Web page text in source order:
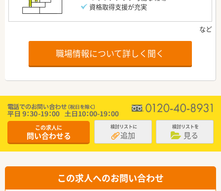
資格取得支援が充実
職場情報について詳しく聞く
この求人に
問い合わせる
検討リストに
追加
検討リストを
見る
この求人へのお問い合わせ